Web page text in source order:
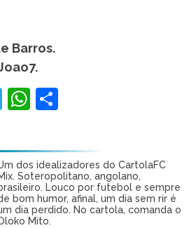
Barros.
Telegram
WhatsApp
dos idealizadores do CartolaFC
Soteropolitano, angolano,
Louco por futebol e sempre
bom humor, afinal, um dia sem rir é
dia perdido. No cartola, comanda o
Mito.